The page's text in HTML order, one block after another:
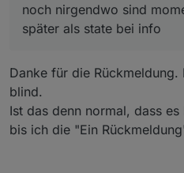
noch nirgendwo sind
später als state bei info
Danke für die
blind.
Ist das denn normal, dass
bis ich die "Ein